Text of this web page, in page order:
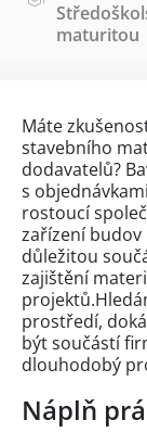
maturitou
Máte
stavebního
dodavatelů?
s
rostoucí
zařízení budov
důležitou
zajištění
prostředí,
být součástí
dlouhodobý
Náplň